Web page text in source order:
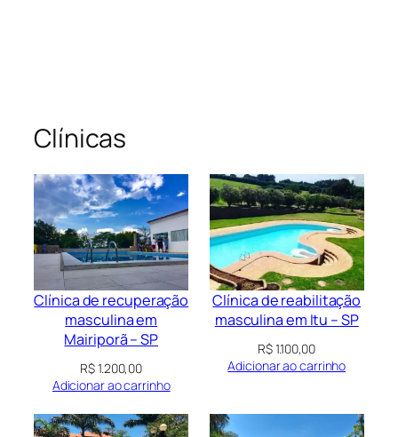
Clínicas
Clínica de recuperação
masculina em
Mairiporã – SP
R$1.200,00
Adicionar ao carrinho
Clínica de reabilitação
masculina em Itu – SP
R$1.100,00
Adicionar ao carrinho